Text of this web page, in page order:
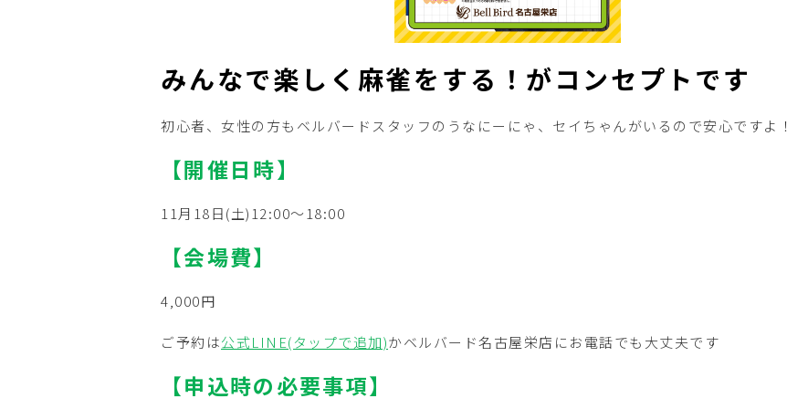
みんなで楽しく麻雀をする！がコンセプトです
初心者、女性の方もベルバードスタッフのうなにーにゃ、セイちゃんがいるので安心ですよ！
【開催日時】
11月18日(土)12:00～18:00
【会場費】
4,000円
ご予約は公式LINE(タップで追加)かベルバード名古屋栄店にお電話でも大丈夫です
【申込時の必要事項】